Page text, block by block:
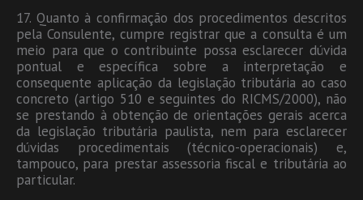
17. Quanto à confirmação dos procedimentos descritos
pela Consulente, cumpre registrar que a consulta é um
meio para que o contribuinte possa esclarecer dúvida
pontual e específica sobre a interpretação e
consequente aplicação da legislação tributária ao caso
concreto (artigo 510 e seguintes do RICMS/2000), não
se prestando à obtenção de orientações gerais acerca
da legislação tributária paulista, nem para esclarecer
dúvidas procedimentais (técnico-operacionais) e,
tampouco, para prestar assessoria fiscal e tributária ao
particular.